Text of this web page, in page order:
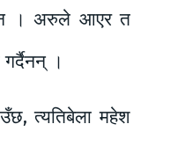
। अरुले आएर त
।
त्यतिबेला महेश